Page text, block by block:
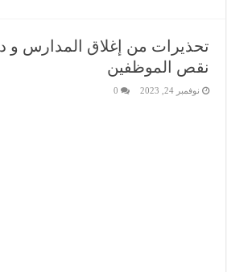
تحذيرات من إغلاق المدارس و
نقص الموظفين
نوفمبر 24, 2023 0